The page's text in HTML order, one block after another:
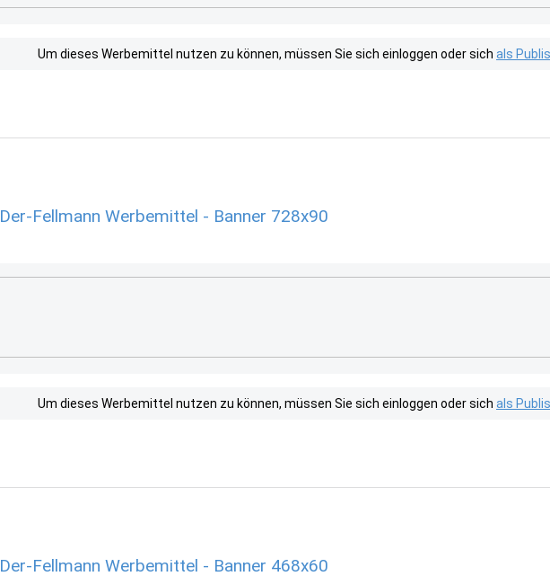
Um dieses Werbemittel nutzen zu können, müssen Sie sich einloggen oder sich als
Der-Fellmann Werbemittel - Banner 728x90
Um dieses Werbemittel nutzen zu können, müssen Sie sich einloggen oder sich als
Der-Fellmann Werbemittel - Banner 468x60